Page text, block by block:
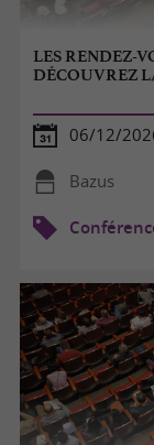
LES RENDEZ-
DÉCOUVREZ
06/12/
Bazus